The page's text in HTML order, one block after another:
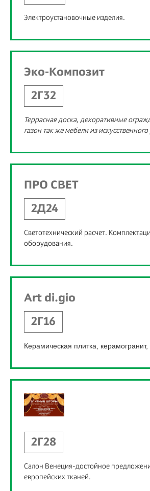
Электроустановочные изделия.
Эко-Композит
2Г32
Террасная доска, декоративные
газон так же мебели из искусственного
ПРО СВЕТ
2Д24
Светотехнический расчет.
оборудования.
Art di.gio
2Г16
Керамическая плитка, керамогранит,
2Г28
Салон Венеция-достойное
европейских тканей.